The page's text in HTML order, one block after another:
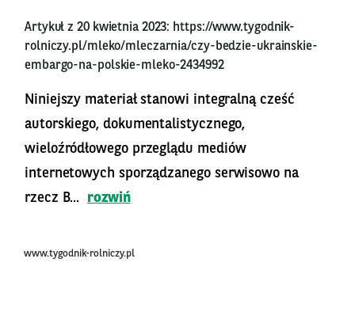
Artykuł z 20 kwietnia 2023: https://www.tygodnik-
rolniczy.pl/mleko/mleczarnia/czy-bedzie-ukrainskie-
embargo-na-polskie-mleko-2434992
Niniejszy materiał stanowi integralną cześć
autorskiego, dokumentalistycznego,
wieloźródłowego przeglądu mediów
internetowych sporządzanego serwisowo na
rzecz B...
rozwiń
www.tygodnik-rolniczy.pl